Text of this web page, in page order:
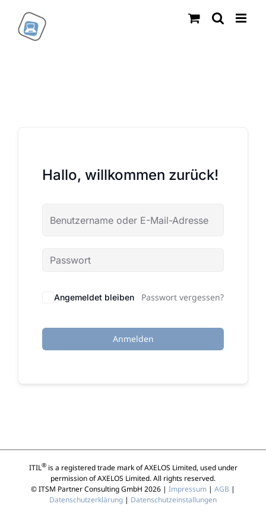
Inhalt
springen
Hallo, willkommen zurück!
Angemeldet bleiben Passwort vergessen?
Anmelden
ITIL®is a registered trade mark of AXELOS Limited, used under
permission of AXELOS Limited. All rights reserved.
© ITSM Partner Consulting GmbH 2026 | Impressum | AGB |
Datenschutzerklärung | Datenschutzeinstallungen